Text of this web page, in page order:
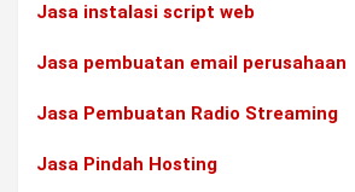
Jasa instalasi script web
Jasa pembuatan email perusahaan
Jasa Pembuatan Radio Streaming
Jasa Pindah Hosting